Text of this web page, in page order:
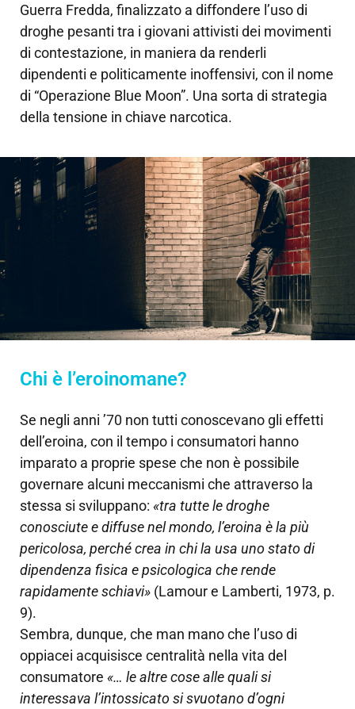
Guerra Fredda, finalizzato a diffondere l’uso di
droghe pesanti tra i giovani attivisti dei movimenti
di contestazione, in maniera da renderli
dipendenti e politicamente inoffensivi, con il nome
di “Operazione Blue Moon”. Una sorta di strategia
della tensione in chiave narcotica.
Chi è l’eroinomane?
Se negli anni ’70 non tutti conoscevano gli effetti
dell’eroina, con il tempo i consumatori hanno
imparato a proprie spese che non è possibile
governare alcuni meccanismi che attraverso la
stessa si sviluppano: «tra tutte le droghe
conosciute e diffuse nel mondo, l’eroina è la più
pericolosa, perché crea in chi la usa uno stato di
dipendenza fisica e psicologica che rende
rapidamente schiavi» (Lamour e Lamberti, 1973, p.
9).
Sembra, dunque, che man mano che l’uso di
oppiacei acquisisce centralità nella vita del
consumatore «… le altre cose alle quali si
interessava l’intossicato si svuotano d’ogni